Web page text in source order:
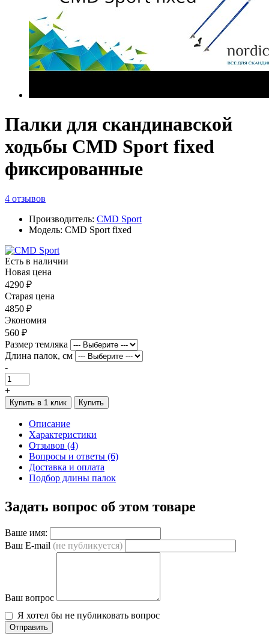
Палки для скандинавской
ходьбы CMD Sport fixed
фиксированные
4 отзывов
Производитель: CMD Sport
Модель: CMD Sport fixed
Есть в наличии
Новая цена
4290 ₽
Старая цена
4850 ₽
Экономия
560 ₽
Размер темляка
Длина палок, см
-
+
Купить в 1 клик Купить
Описание
Характеристики
Отзывов (4)
Вопросы и ответы (6)
Доставка и оплата
Подбор длины палок
Задать вопрос об этом товаре
Ваше имя:
Ваш E-mail (не публикуется)
Ваш вопрос
Я хотел бы не публиковать вопрос
Отправить